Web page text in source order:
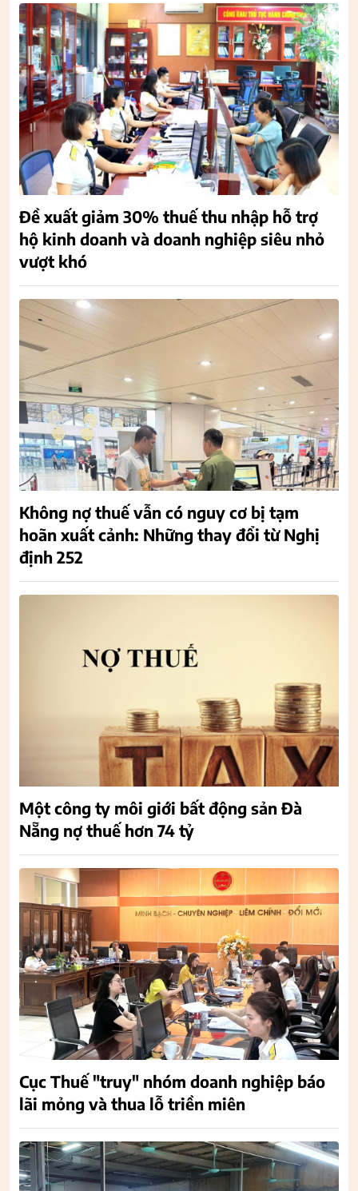
Đề xuất giảm 30% thuế thu nhập hỗ trợ
hộ kinh doanh và doanh nghiệp siêu nhỏ
vượt khó
Không nợ thuế vẫn có nguy cơ bị tạm
hoãn xuất cảnh: Những thay đổi từ Nghị
định 252
Một công ty môi giới bất động sản Đà
Nẵng nợ thuế hơn 74 tỷ
Cục Thuế "truy" nhóm doanh nghiệp báo
lãi mỏng và thua lỗ triền miên